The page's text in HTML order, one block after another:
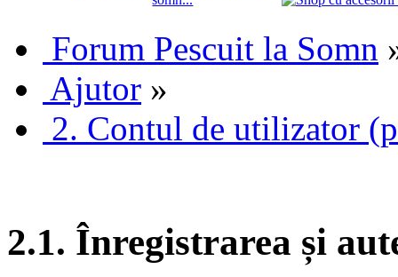
Forum Pescuit la Somn
Ajutor »
2. Contul de utilizator
2.1. Înregistrarea și